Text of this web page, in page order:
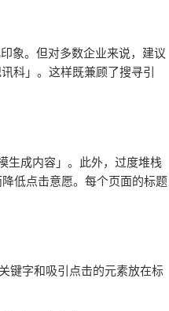
象。但对多数企业来说，建议
科」。这样既兼顾了搜寻引
生成内容」。此外，过度堆栈
低点击意愿。每个页面的标题
键字和吸引点击的元素放在标